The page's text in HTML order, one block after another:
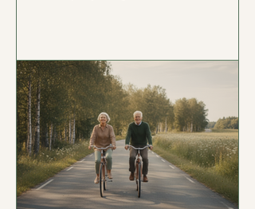
gjennombrudd i behandlingen av alvorlig
depresjon. Hva går den nye metoden ut på,
og hvorfor omtales den som et av de største
fremskrittene innen psykiatrisk behandling
på flere tiår? Nedenfor forklarer vi hvordan
behandli